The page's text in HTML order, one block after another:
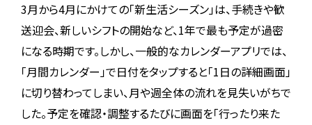
3月から4月にかけての「新生活シーズン」は、手続きや歓
送迎会、新しいシフトの開始など、1年で最も予定が過密
になる時期です。しかし、一般的なカレンダーアプリでは、
「月間カレンダー」で日付をタップすると「1日の詳細画面」
に切り替わってしまい、月や週全体の流れを見失いがちで
した。予定を確認・調整するたびに画面を「行ったり来た